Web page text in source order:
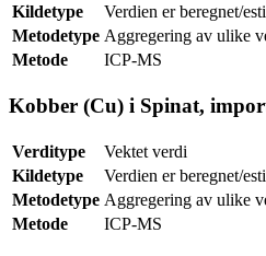
Kildetype
Verdien er beregnet/
Metodetype Aggregering av ulike
Metode
ICP-MS
Kobber (Cu) i Spinat,
Verditype
Vektet verdi
Kildetype
Verdien er beregnet/
Metodetype Aggregering av ulike
Metode
ICP-MS